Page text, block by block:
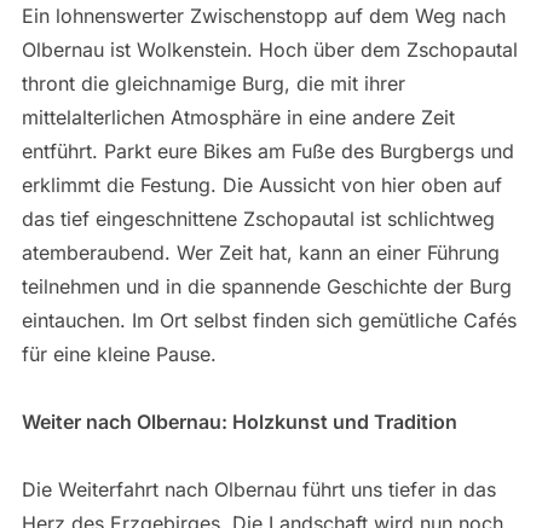
Ein lohnenswerter Zwischenstopp auf dem Weg nach
Olbernau ist Wolkenstein. Hoch über dem Zschopautal
thront die gleichnamige Burg, die mit ihrer
mittelalterlichen Atmosphäre in eine andere Zeit
entführt. Parkt eure Bikes am Fuße des Burgbergs und
erklimmt die Festung. Die Aussicht von hier oben auf
das tief eingeschnittene Zschopautal ist schlichtweg
atemberaubend. Wer Zeit hat, kann an einer Führung
teilnehmen und in die spannende Geschichte der Burg
eintauchen. Im Ort selbst finden sich gemütliche Cafés
für eine kleine Pause.
Weiter nach Olbernau: Holzkunst und Tradition
Die Weiterfahrt nach Olbernau führt uns tiefer in das
Herz des Erzgebirges. Die Landschaft wird nun noch